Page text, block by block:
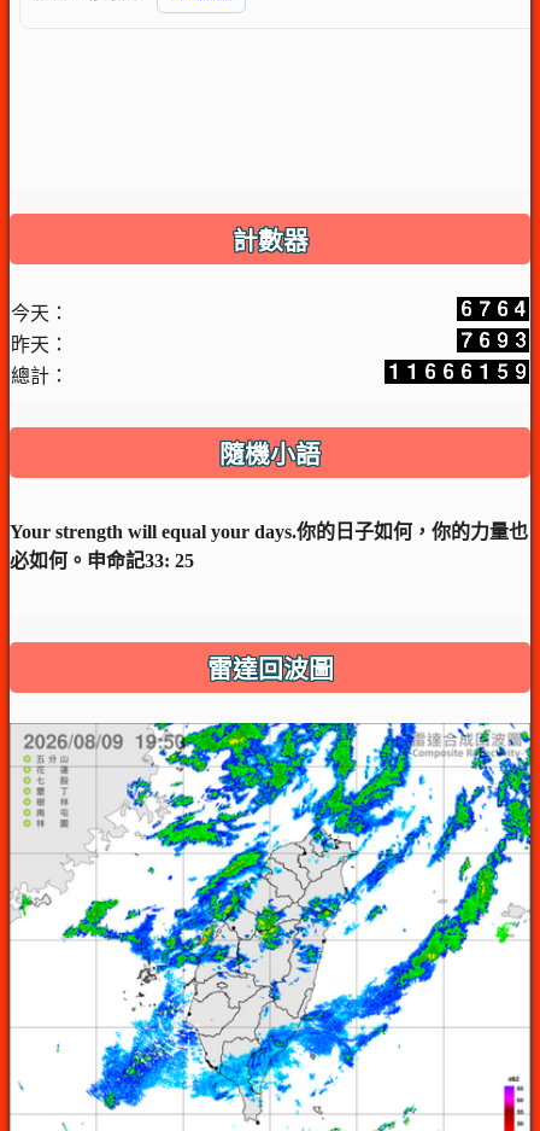
計數器
今天：
昨天：
總計：
隨機小語
Your strength will equal your days.你的日子如何，你的力量也
必如何。申命記33: 25
雷達回波圖